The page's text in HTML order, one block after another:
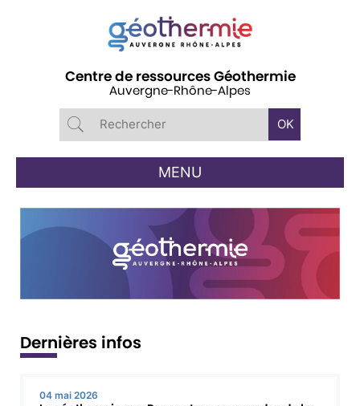
Centre de ressources Géothermie
Auvergne-Rhône-Alpes
MENU
Dernières infos
04 mai 2026